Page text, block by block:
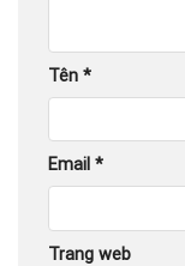
Tên *
Email *
Trang web